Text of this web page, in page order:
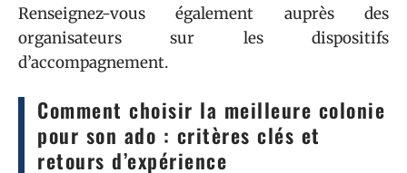
Renseignez-vous également auprès des
organisateurs sur les dispositifs
d’accompagnement.
Comment choisir la meilleure colonie
pour son ado : critères clés et
retours d’expérience